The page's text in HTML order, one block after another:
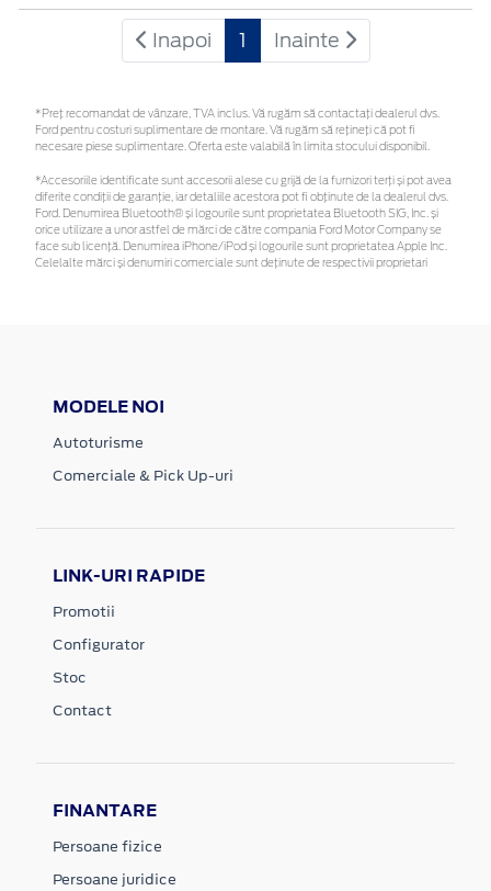
Inapoi 1 Inainte
*Preţ recomandat de vânzare, TVA inclus. Vă rugăm să contactaţi dealerul dvs.
Ford pentru costuri suplimentare de montare. Vă rugăm să rețineți că pot fi
necesare piese suplimentare. Oferta este valabilă în limita stocului disponibil.
*Accesoriile identificate sunt accesorii alese cu grijă de la furnizori terți și pot avea
diferite condiții de garanție, iar detaliile acestora pot fi obținute de la dealerul dvs.
Ford. Denumirea Bluetooth® și logourile sunt proprietatea Bluetooth SIG, Inc. și
orice utilizare a unor astfel de mărci de către compania Ford Motor Company se
face sub licență. Denumirea iPhone/iPod și logourile sunt proprietatea Apple Inc.
Celelalte mărci și denumiri comerciale sunt deținute de respectivii proprietari
MODELE NOI
Autoturisme
Comerciale & Pick Up-uri
LINK-URI RAPIDE
Promotii
Configurator
Stoc
Contact
FINANTARE
Persoane fizice
Persoane juridice